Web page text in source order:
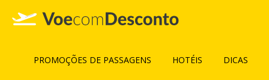
PROMOÇÕES DE PASSAGENS HOTÉIS DICAS